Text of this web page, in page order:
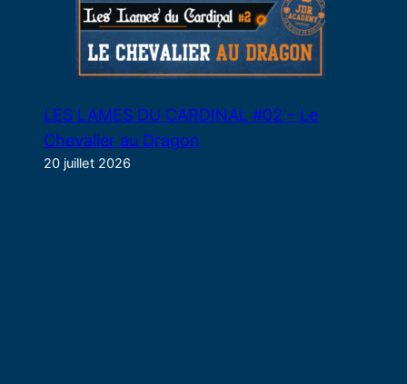
LES LAMES DU CARDINAL #02 – Le
Chevalier au Dragon
20 juillet 2026